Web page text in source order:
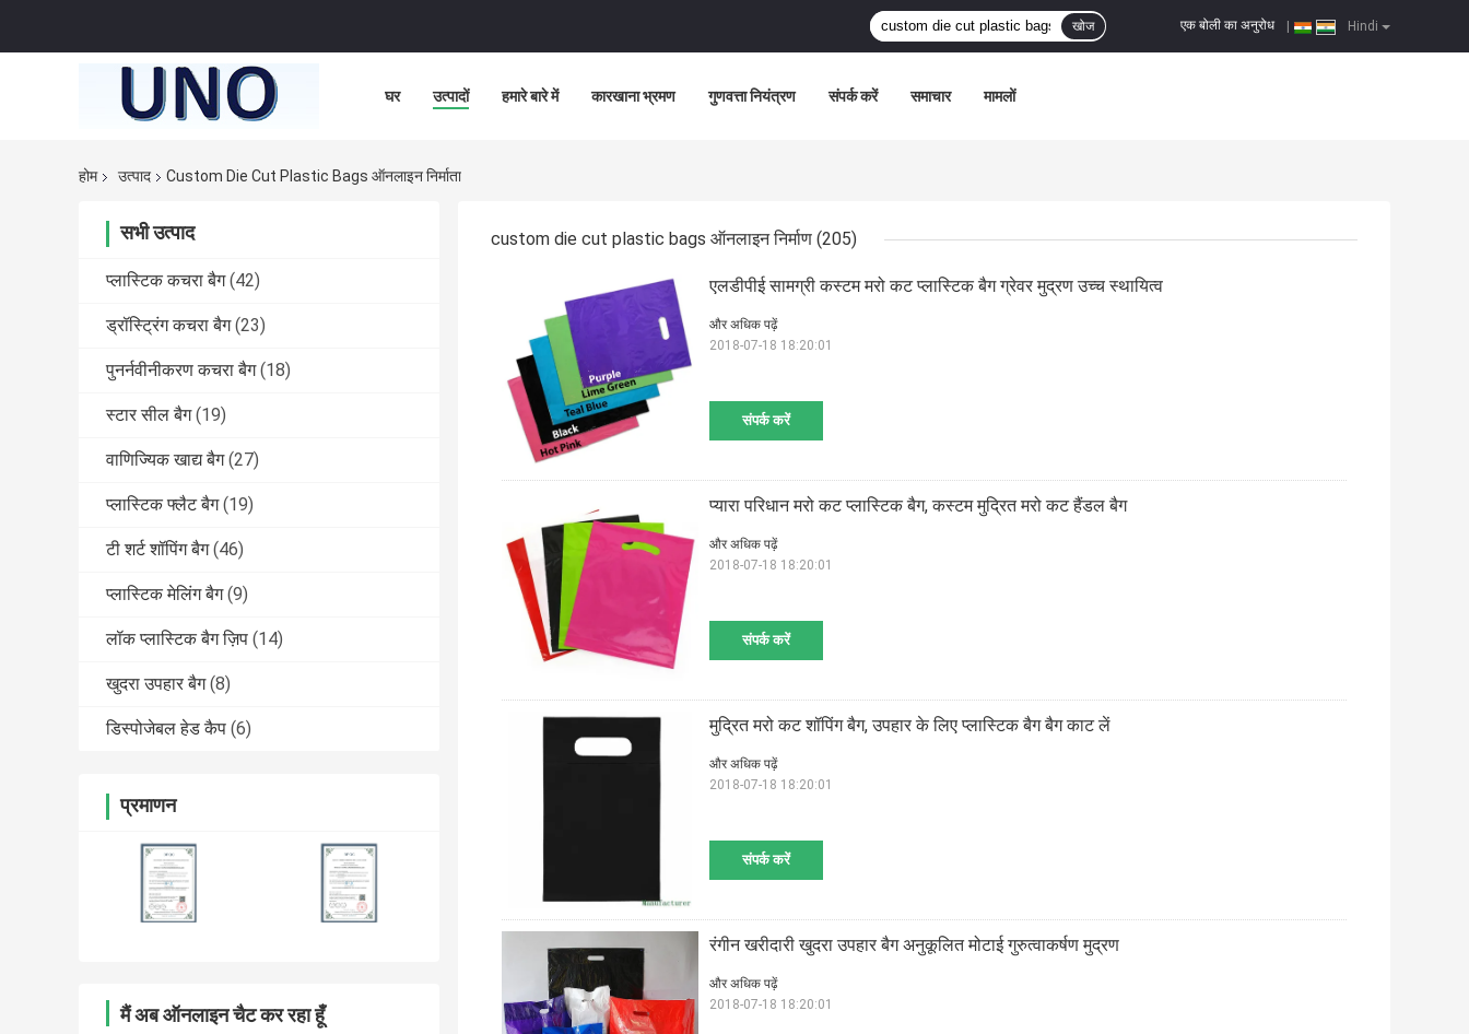
Hindi
एक बोली का अनुरोध
खोज
घर उत्पादों हमारे बारे में कारखाना भ्रमण गुणवत्ता नियंत्रण संपर्क करें समाचार मामलों
होम उत्पाद Custom Die Cut Plastic Bags ऑनलाइन निर्माता
सभी उत्पाद
प्लास्टिक कचरा बैग (42)
ड्रॉस्ट्रिंग कचरा बैग (23)
पुनर्नवीनीकरण कचरा बैग (18)
स्टार सील बैग (19)
वाणिज्यिक खाद्य बैग (27)
प्लास्टिक फ्लैट बैग (19)
टी शर्ट शॉपिंग बैग (46)
प्लास्टिक मेलिंग बैग (9)
लॉक प्लास्टिक बैग ज़िप (14)
खुदरा उपहार बैग (8)
डिस्पोजेबल हेड कैप (6)
प्रमाणन
मैं अब ऑनलाइन चैट कर रहा हूँ
custom die cut plastic bags ऑनलाइन निर्माण (205)
एलडीपीई सामग्री कस्टम मरो कट प्लास्टिक बैग ग्रेवर मुद्रण उच्च स्थायित्व
संपर्क करें
और अधिक पढ़ें
2018-07-18 18:20:01
प्यारा परिधान मरो कट प्लास्टिक बैग, कस्टम मुद्रित मरो कट हैंडल बैग
संपर्क करें
और अधिक पढ़ें
2018-07-18 18:20:01
मुद्रित मरो कट शॉपिंग बैग, उपहार के लिए प्लास्टिक बैग बैग काट लें
संपर्क करें
और अधिक पढ़ें
2018-07-18 18:20:01
रंगीन खरीदारी खुदरा उपहार बैग अनुकूलित मोटाई गुरुत्वाकर्षण मुद्रण
और अधिक पढ़ें
2018-07-18 18:20:01